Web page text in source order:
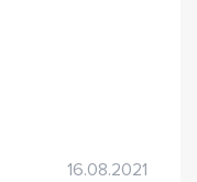
16.08.2021